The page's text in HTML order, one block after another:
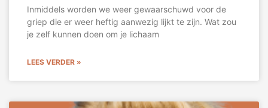
Inmiddels worden we weer gewaarschuwd voor de
griep die er weer heftig aanwezig lijkt te zijn. Wat zou
je zelf kunnen doen om je lichaam
LEES VERDER »